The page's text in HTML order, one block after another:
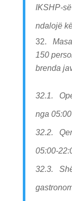
IKSHP-
ndalojë
150
brenda
32.1.
nga
32.2.
05:00-
32.3.